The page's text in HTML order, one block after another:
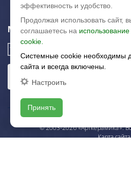
Мы в соц. сетях
© 2003-2026 «Арткерамика».
Карта сайта
эффективность и удобство.
Продолжая использовать сайт,
соглашаетесь на
cookie.
Системные cookie необходимы
сайта и всегда включены.
Настроить
Принять